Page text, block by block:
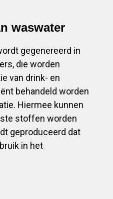
waswater
gegenereerd in
die worden
van drink- en
behandeld worden
Hiermee kunnen
stoffen worden
geproduceerd dat
in het